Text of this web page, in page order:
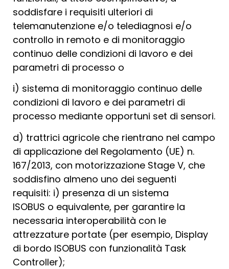
soddisfare i requisiti ulteriori di
telemanutenzione e/o telediagnosi e/o
controllo in remoto e di monitoraggio
continuo delle condizioni di lavoro e dei
parametri di processo o
i) sistema di monitoraggio continuo delle
condizioni di lavoro e dei parametri di
processo mediante opportuni set di sensori.
d) trattrici agricole che rientrano nel campo
di applicazione del Regolamento (UE) n.
167/2013, con motorizzazione Stage V, che
soddisfino almeno uno dei seguenti
requisiti: i) presenza di un sistema
ISOBUS o equivalente, per garantire la
necessaria interoperabilità con le
attrezzature portate (per esempio, Display
di bordo ISOBUS con funzionalità Task
Controller);